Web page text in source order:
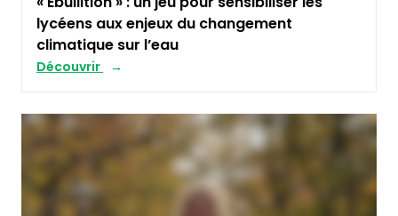
lycéens aux enjeux du changement
climatique sur l’eau
Découvrir